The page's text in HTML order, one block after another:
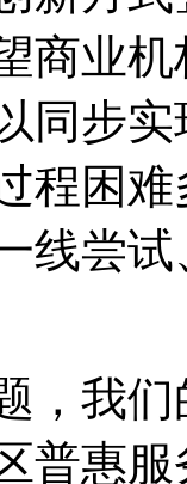
商业
同步
程困
线尝
，我
普惠